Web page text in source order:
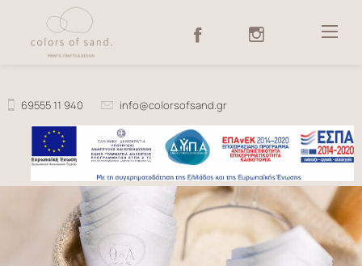
content
69555 11 940 info@colorsofsand.gr